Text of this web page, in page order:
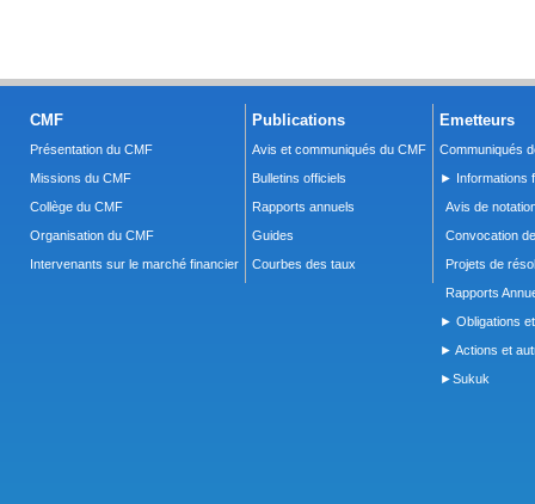
CMF
Présentation du CMF
Missions du CMF
Collège du CMF
Organisation du CMF
Intervenants sur le marché financier
Publications
Avis et communiqués du CMF
Bulletins officiels
Rapports annuels
Guides
Courbes des taux
Emetteurs
Communiqués
► Informations
Avis de
Convocation
Projets de
Rapports
► Obligations
► Actions et
►Sukuk